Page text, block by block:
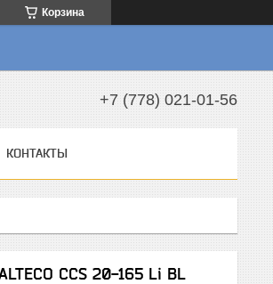
Корзина
+7 (778) 021-01-56
КОНТАКТЫ
CCS 20-165 Li BL